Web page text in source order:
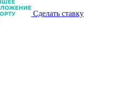
Сделать ставку